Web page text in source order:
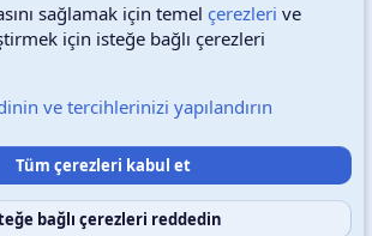
Çerezler
Bize ulaşın Şartlar ve kurallar
Yardım Ana sayfa
S
sağlamak için temel çerezleri ve
için isteğe bağlı çerezleri
ve tercihlerinizi yapılandırın
Tüm çerezleri kabul et
bağlı çerezleri reddedin